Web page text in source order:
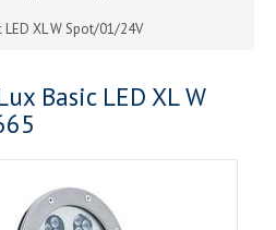
XL W Spot/01/24V
Basic LED XL W